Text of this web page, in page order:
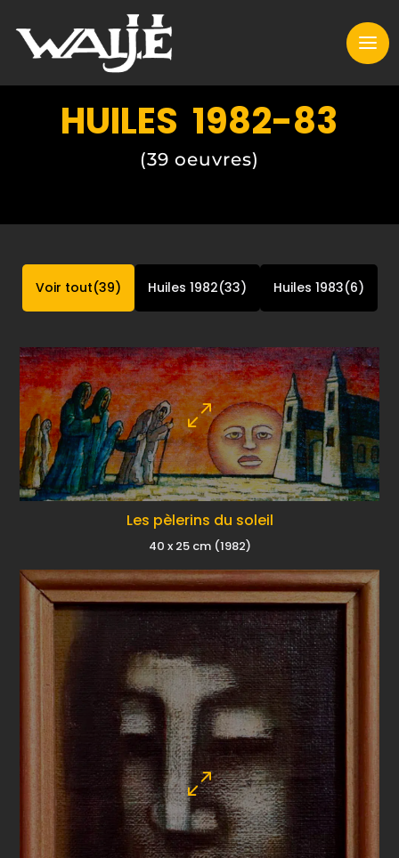
HUILES 1982-83
(39 oeuvres)
Voir tout 39 Huiles 1982 33 Huiles 1983 6
Les pèlerins du soleil
40 x 25 cm (1982)